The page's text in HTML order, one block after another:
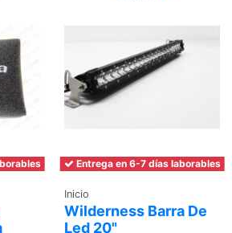
Entrega en 6-7 días laborables
Inicio
Wilderness Barra De
Led 20"